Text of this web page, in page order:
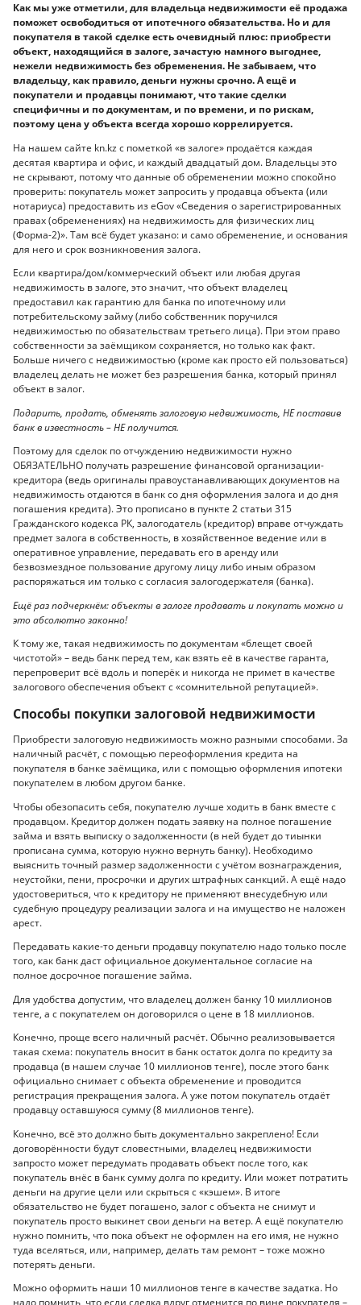
Как мы уже отметили, для владельца недвижимости её продажа
поможет освободиться от ипотечного обязательства. Но и для
покупателя в такой сделке есть очевидный плюс: приобрести
объект, находящийся в залоге, зачастую намного выгоднее,
нежели недвижимость без обременения. Не забываем, что
владельцу, как правило, деньги нужны срочно. А ещё и
покупатели и продавцы понимают, что такие сделки
специфичны и по документам, и по времени, и по рискам,
поэтому цена у объекта всегда хорошо коррелируется.
На нашем сайте kn.kz с пометкой «в залоге» продаётся каждая
десятая квартира и офис, и каждый двадцатый дом. Владельцы это
не скрывают, потому что данные об обременении можно спокойно
проверить: покупатель может запросить у продавца объекта (или
нотариуса) предоставить из eGov «Сведения о зарегистрированных
правах (обременениях) на недвижимость для физических лиц
(Форма-2)». Там всё будет указано: и само обременение, и основания
для него и срок возникновения залога.
Если квартира/дом/коммерческий объект или любая другая
недвижимость в залоге, это значит, что объект владелец
предоставил как гарантию для банка по ипотечному или
потребительскому займу (либо собственник поручился
недвижимостью по обязательствам третьего лица). При этом право
собственности за заёмщиком сохраняется, но только как факт.
Больше ничего с недвижимостью (кроме как просто ей пользоваться)
владелец делать не может без разрешения банка, который принял
объект в залог.
Подарить, продать, обменять залоговую недвижимость, НЕ поставив
банк в известность – НЕ получится.
Поэтому для сделок по отчуждению недвижимости нужно
ОБЯЗАТЕЛЬНО получать разрешение финансовой организации-
кредитора (ведь оригиналы правоустанавливающих документов на
недвижимость отдаются в банк со дня оформления залога и до дня
погашения кредита). Это прописано в пункте 2 статьи 315
Гражданского кодекса РК, залогодатель (кредитор) вправе отчуждать
предмет залога в собственность, в хозяйственное ведение или в
оперативное управление, передавать его в аренду или
безвозмездное пользование другому лицу либо иным образом
распоряжаться им только с согласия залогодержателя (банка).
Ещё раз подчеркнём: объекты в залоге продавать и покупать можно и
это абсолютно законно!
К тому же, такая недвижимость по документам «блещет своей
чистотой» – ведь банк перед тем, как взять её в качестве гаранта,
перепроверит всё вдоль и поперёк и никогда не примет в качестве
залогового обеспечения объект с «сомнительной репутацией».
Способы покупки залоговой недвижимости
Приобрести залоговую недвижимость можно разными способами. За
наличный расчёт, с помощью переоформления кредита на
покупателя в банке заёмщика, или с помощью оформления ипотеки
покупателем в любом другом банке.
Чтобы обезопасить себя, покупателю лучше ходить в банк вместе с
продавцом. Кредитор должен подать заявку на полное погашение
займа и взять выписку о задолженности (в ней будет до тиынки
прописана сумма, которую нужно вернуть банку). Необходимо
выяснить точный размер задолженности с учётом вознаграждения,
неустойки, пени, просрочки и других штрафных санкций. А ещё надо
удостовериться, что к кредитору не применяют внесудебную или
судебную процедуру реализации залога и на имущество не наложен
арест.
Передавать какие-то деньги продавцу покупателю надо только после
того, как банк даст официальное документальное согласие на
полное досрочное погашение займа.
Для удобства допустим, что владелец должен банку 10 миллионов
тенге, а с покупателем он договорился о цене в 18 миллионов.
Конечно, проще всего наличный расчёт. Обычно реализовывается
такая схема: покупатель вносит в банк остаток долга по кредиту за
продавца (в нашем случае 10 миллионов тенге), после этого банк
официально снимает с объекта обременение и проводится
регистрация прекращения залога. А уже потом покупатель отдаёт
продавцу оставшуюся сумму (8 миллионов тенге).
Конечно, всё это должно быть документально закреплено! Если
договорённости будут словестными, владелец недвижимости
запросто может передумать продавать объект после того, как
покупатель внёс в банк сумму долга по кредиту. Или может потратить
деньги на другие цели или скрыться с «кэшем». В итоге
обязательство не будет погашено, залог с объекта не снимут и
покупатель просто выкинет свои деньги на ветер. А ещё покупателю
нужно помнить, что пока объект не оформлен на его имя, не нужно
туда вселяться, или, например, делать там ремонт – тоже можно
потерять деньги.
Можно оформить наши 10 миллионов тенге в качестве задатка. Но